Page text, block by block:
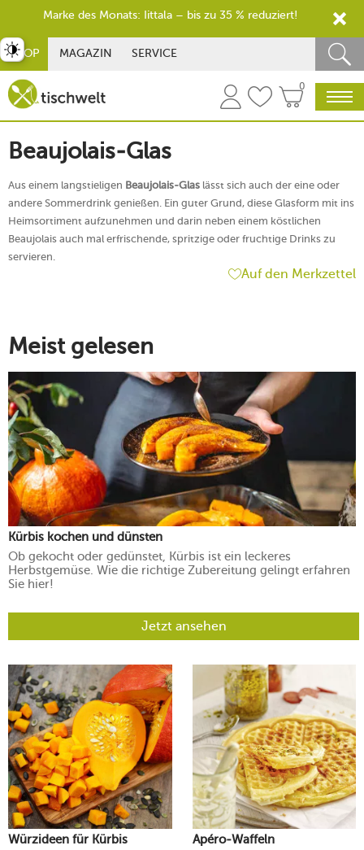
SHOP MAGAZIN SERVICE
0
Beaujolais-Glas
Aus einem langstieligen Beaujolais-Glas lässt sich auch der eine oder
andere Sommerdrink genießen. Ein guter Grund, diese Glasform mit ins
Heimsortiment aufzunehmen und darin neben einem köstlichen
Beaujolais auch mal erfrischende, spritzige oder fruchtige Drinks zu
servieren.
Auf den Merkzettel
Meist gelesen
Kürbis kochen und dünsten
Ob gekocht oder gedünstet, Kürbis ist ein leckeres
Herbstgemüse. Wie die richtige Zubereitung gelingt erfahren
Sie hier!
Jetzt ansehen
Würzideen für Kürbis
Apéro-Waffeln
umschalten
Marke des Monats: Iittala – bis zu 35 % reduziert!